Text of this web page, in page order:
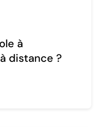
à
distance ?